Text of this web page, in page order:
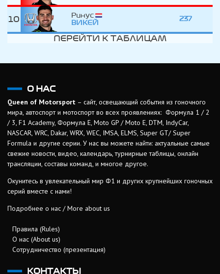
10
Ринус
ВИКЕЙ
237
ПЕРЕЙТИ К ТАБЛИЦАМ
О НАС
Queen of Motorsport – сайт, освещающий события из гоночного
мира, автоспорт и мотоспорт во всех проявлениях: Формула 1 / 2
/ 3, F1 Academy, Формула Е, Moto GP / Moto E, DTM, IndyCar,
NASCAR, WRC, Dakar, WRX, WEC, IMSA, ELMS, Super GT/ Super
Formula и другие серии. У нас вы можете найти: актуальные самые
свежие новости, видео, календарь, турнирные таблицы, онлайн
трансляции, составы команд, и многое другое.
Окунитесь в увлекательный мир Ф1 и других крупнейших гоночных
серий вместе с нами!
Подробнее о нас / More about us
Правила (Rules)
О нас (About us)
Сотрудничество (презентация)
КОНТАКТЫ